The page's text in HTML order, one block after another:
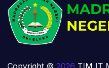
Copyright © 2026 TIM IT